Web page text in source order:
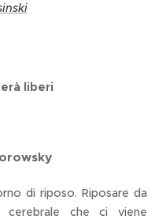
liberi
di riposo. Riposare da
cerebrale che ci viene